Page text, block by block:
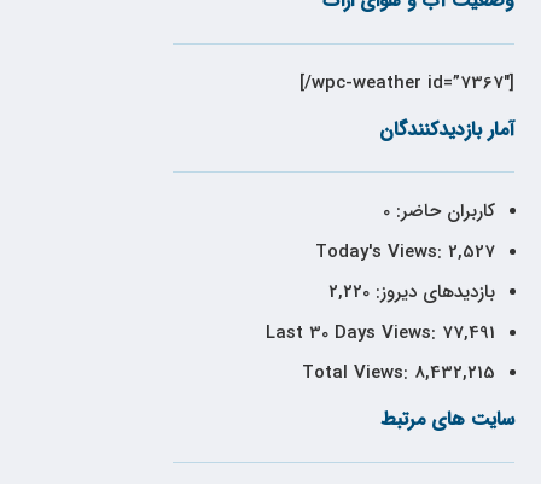
[wpc-weather id=”7367″/]
آمار بازدیدکنندگان
کاربران حاضر:0
Today's Views: 2,527
بازدیدهای دیروز:2,220
Last 30 Days Views: 77,491
Total Views: 8,432,215
سایت های مرتبط